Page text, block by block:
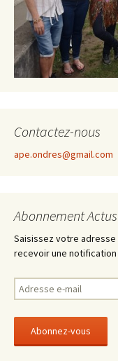
Contactez-nous
ape.ondres@gmail.com
Abonnement
Saisissez votre
recevoir une
d
r
s